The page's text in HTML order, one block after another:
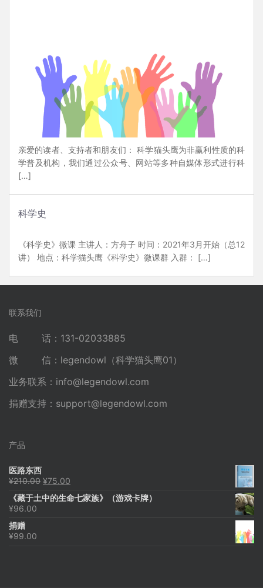
亲爱的读者、支持者和朋友们： 科学猫头鹰为非赢利性质的科
学普及机构，我们通过公众号、网站等多种自媒体形式进行科
[…]
科学史
《科学史》微课 主讲人：方舟子 时间：2021年3月开始（总12
讲） 地点：科学猫头鹰《科学史》微课群 入群： […]
联系我们
电 话：131-02033885
微 信：legendowl（科学猫头鹰01）
业务联系： info@legendowl.com
捐赠支持： support@legendowl.com
产品
医路东西
¥210.00 原
为：
¥75.00
价
《藏于土中的生命七家族》（游戏卡牌）
¥96.00
捐赠
¥99.00